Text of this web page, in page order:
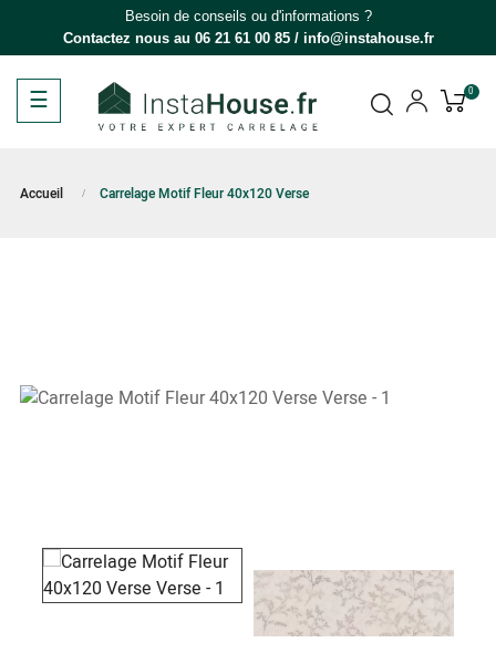
Besoin de conseils ou d'informations ?
Contactez nous au 06 21 61 00 85/ info@instahouse.fr
Basculer
la
☰ 0
Accueil Carrelage Motif Fleur 40x120 Verse